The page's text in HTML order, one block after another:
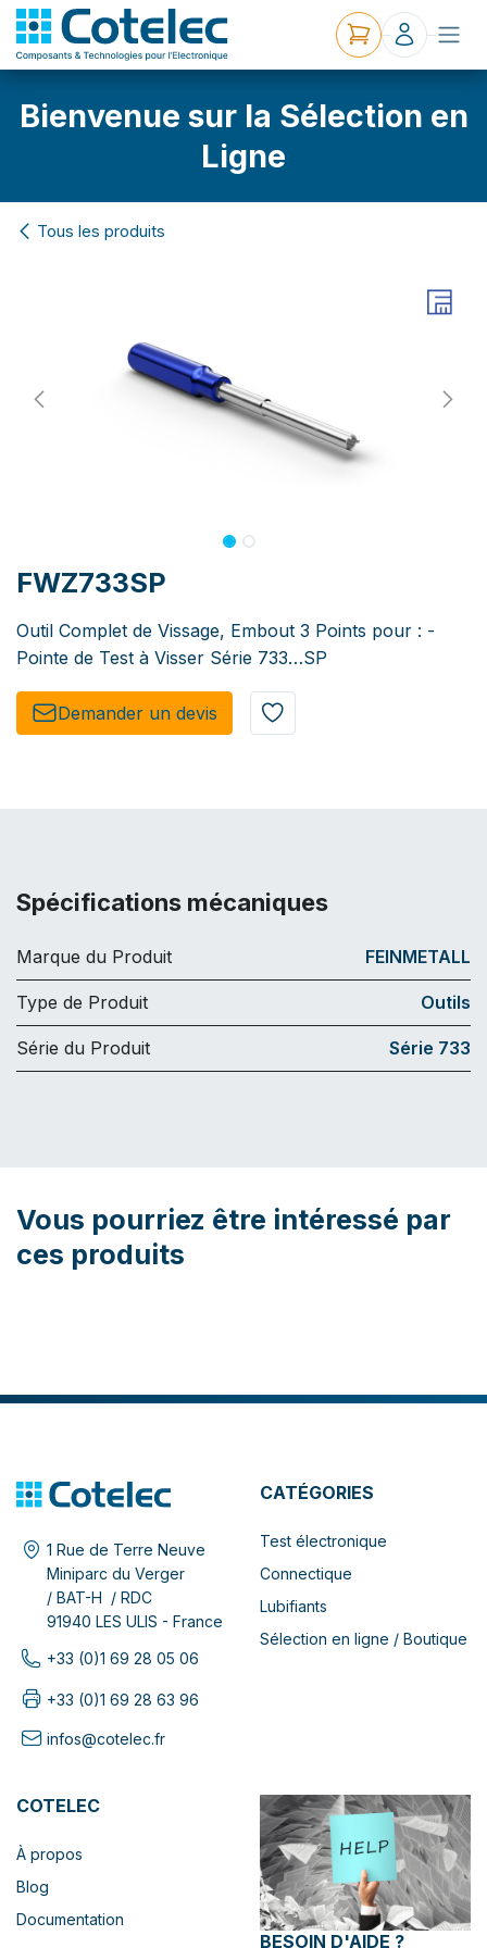
Bienvenue sur la Sélection en
Ligne
Tous les produits
FWZ733SP
Outil Complet de Vissage, Embout 3 Points pour : -
Pointe de Test à Visser Série 733…SP
Demander un de​​vis​​
Spécifications mécaniques
Marque du Produit FEINMETALL
Type de Produit Outils
Série du Produit Série 733
Vous pourriez être intéressé par
ces produits
1 Rue de Terre Neuve
Miniparc du Verger
/ BAT-H / RDC
91940 LES ULIS - France
+33 (0)1 69 28 05 06
+33 (0)1 69 28 63 96
infos@cotelec.fr
CATÉGORIES
Test électronique
Connectique
Lubifiants
Sélection en ligne / Boutique
COTELEC
À propos
Blog
Documentation
BESOIN D'AIDE ?